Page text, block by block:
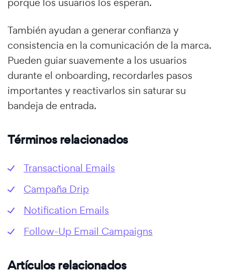
También ayudan a generar confianza y
consistencia en la comunicación de la marca.
Pueden guiar suavemente a los usuarios
durante el onboarding, recordarles pasos
importantes y reactivarlos sin saturar su
bandeja de entrada.
Términos relacionados
Transactional Emails
Campaña Drip
Notification Emails
Follow-Up Email Campaigns
Artículos relacionados